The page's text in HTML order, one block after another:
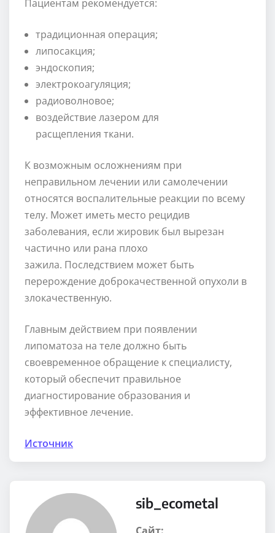
Пациентам рекомендуется:
традиционная операция;
липосакция;
эндоскопия;
электрокоагуляция;
радиоволновое;
воздействие лазером для
расщепления ткани.
К возможным осложнениям при
неправильном лечении или самолечении
относятся воспалительные реакции по всему
телу. Может иметь место рецидив
заболевания, если жировик был вырезан
частично или рана плохо
зажила. Последствием может быть
перерождение доброкачественной опухоли в
злокачественную.
Главным действием при появлении
липоматоза на теле должно быть
своевременное обращение к специалисту,
который обеспечит правильное
диагностирование образования и
эффективное лечение.
Источник
sib_ecometal